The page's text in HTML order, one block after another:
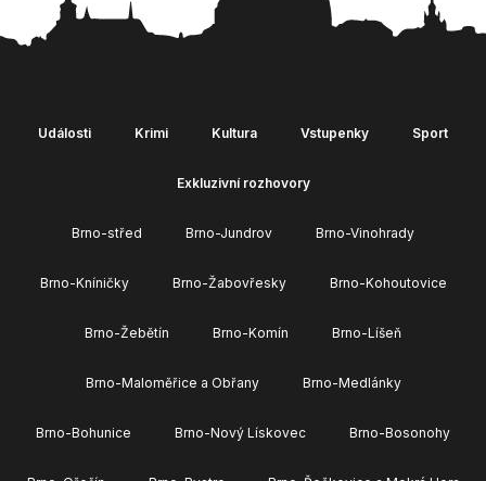
Události Krimi Kultura Vstupenky Sport
Exkluzivní rozhovory
Brno-střed Brno-Jundrov Brno-Vinohrady
Brno-Kníničky Brno-Žabovřesky Brno-Kohoutovice
Brno-Žebětín Brno-Komín Brno-Líšeň
Brno-Maloměřice a Obřany Brno-Medlánky
Brno-Bohunice Brno-Nový Lískovec Brno-Bosonohy